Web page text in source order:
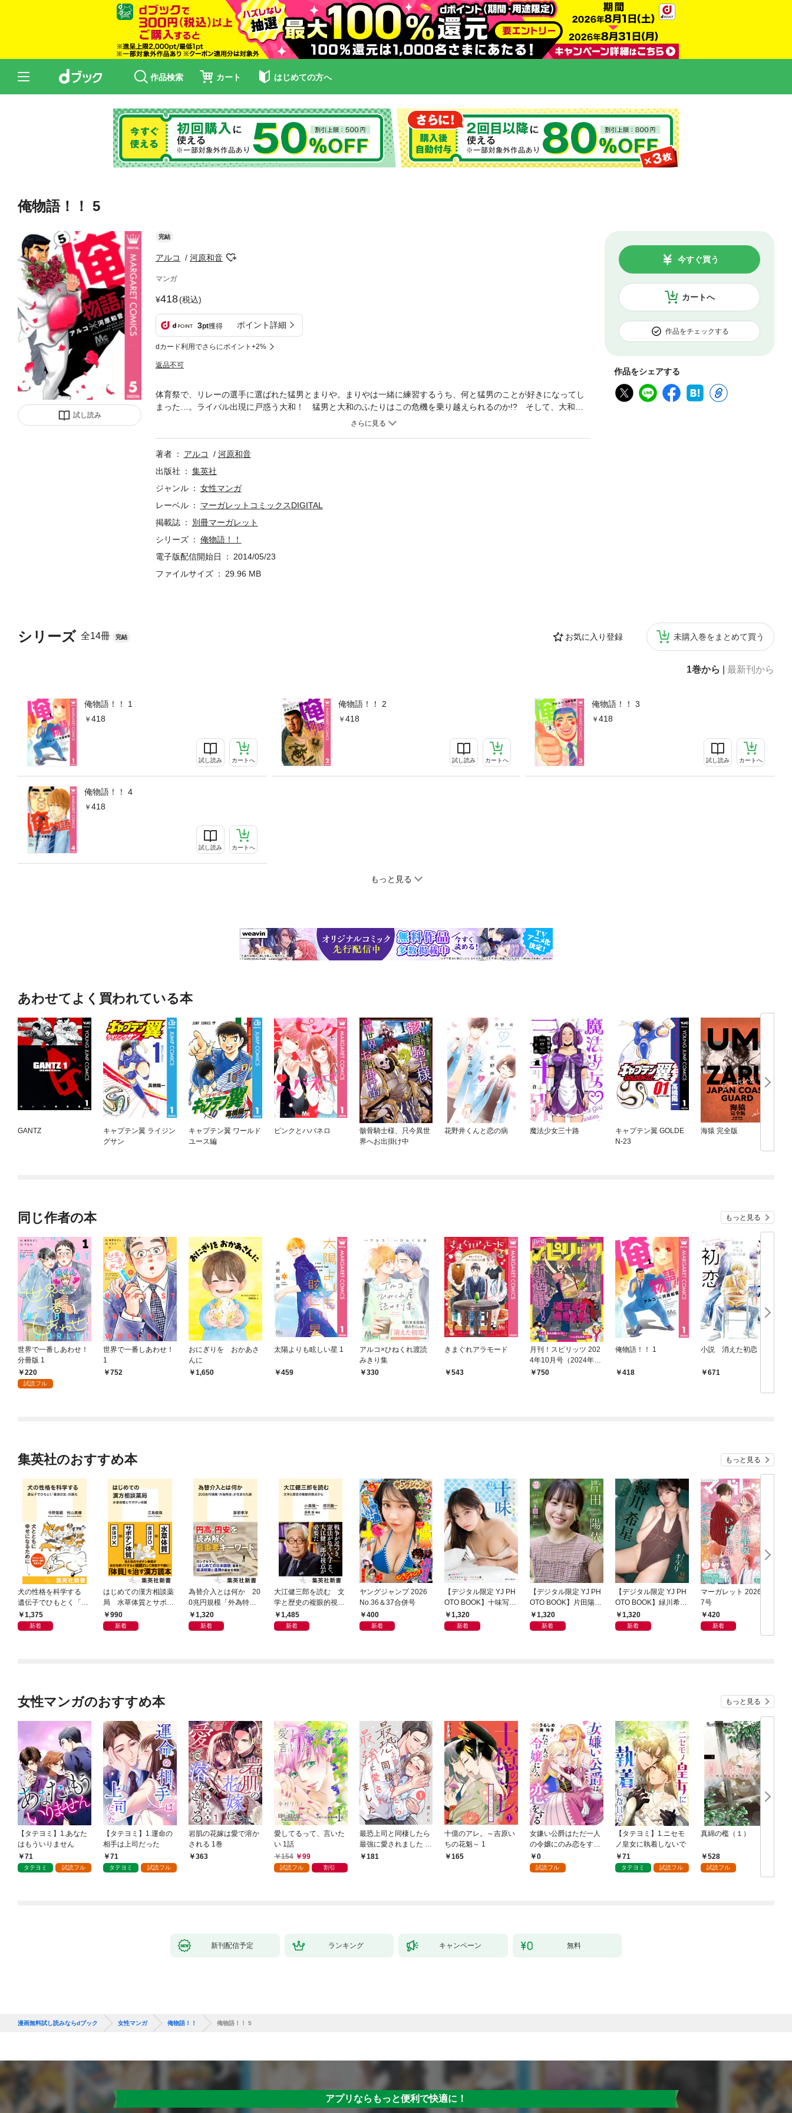
作品検索 カート はじめての方へ
俺物語！！ 5
試し読み
完結
アルコ 河原和音
マンガ
418(税込)
3pt獲得 ポイント詳細
dカード利用でさらにポイント+2%
返品不可
カートへ
今すぐ買う
作品をチェックする
作品をシェアする
シリーズ 全14冊 完結 お気に入り登録 未購入巻をまとめて買う
1巻から 最新刊から
俺物語！！ 1
418
試し読み カートへ
俺物語！！ 2
418
試し読み カートへ
俺物語！！ 3
418
試し読み カートへ
俺物語！！ 4
418
試し読み カートへ
もっと見る
体育祭で、リレーの選手に選ばれた猛男とまりや。まりやは一緒に練習するうち、何と猛男のことが好きになってし
まった…。ライバル出現に戸惑う大和！ 猛男と大和のふたりはこの危機を乗り越えられるのか!? そして、大和が
心待ちにしていた猛男のバースデイ到来！ 忘れられない誕生日にしてあげたいと思う大和は、猛男との初キスを心
著者 アルコ
河原和音
出版社
集英社
ジャンル
女性マンガ
レーベル
マーガレットコミックスDIGITAL
掲載誌
別冊マーガレット
シリーズ
俺物語！！
電子版配信開始日
2014/05/23
ファイルサイズ
29.96 MB
あわせてよく買われている本
GANTZ
キャプテン翼 ライジン
グサン
キャプテン翼 ワールド
ユース編
ピンクとハバネロ
骸骨騎士様、只今異世
界へお出掛け中
花野井くんと恋の病 魔法少女三十路
キャプテン翼 GOLDE
N-23
海猿 完全版
同じ作者の本 もっと見る
世界で一番しあわせ！
分冊版 1
220
試読フル
世界で一番しあわせ！
1
752
おにぎりを おかあさ
んに
1,650
太陽よりも眩しい星 1
459
アルコ×ひねくれ渡読
みきり集
330
きまぐれアラモード
543
月刊！スピリッツ 202
4年10月号（2024年8
月27日発売号）
750
俺物語！！ 1
418
小説 消えた初恋
671
集英社のおすすめ本 もっと見る
犬の性格を科学する
遺伝子でひもとく「最
良の友」の進化
1,375
新着
はじめての漢方相談薬
局 水草体質とサボテ
ン体質
990
新着
為替介入とは何か 20
0兆円規模「外為特
会」が生まれた謎
1,320
新着
大江健三郎を読む 文
学と歴史の複眼的視点
から1,485
新着
ヤングジャンプ 2026
No.36＆37合併号
400
新着
【デジタル限定 YJ PH
OTO BOOK】十味写真
集「続・『ぽみ』！？
どこでもトレイン・ベ
1,320
新着
【デジタル限定 YJ PH
OTO BOOK】片田陽依
写真集「羽色日和」
1,320
新着
【デジタル限定 YJ PH
OTO BOOK】緑川希星
写真集「きらら、キラ
リ」
1,320
新着
マーガレット 2026年1
7号
420
新着
女性マンガのおすすめ本 もっと見る
【タテヨミ】1.あなた
はもういりません
71
タテヨミ 試読フル
【タテヨミ】1.運命の
相手は上司だった
71
タテヨミ 試読フル
岩肌の花嫁は愛で溶か
される 1巻
363
愛してるって、言いた
い 1話
154
99
試読フル 割引
最恐上司と同棲したら
最強に愛されました 1
巻181
十億のアレ。～吉原い
ちの花魁～ 1
165
女嫌い公爵はただ一人
の令嬢にのみ恋をする
（分冊版）第１話
0
試読フル
【タテヨミ】1.ニセモ
ノ皇女に執着しないで
71
タテヨミ 試読フル
真綿の檻（１）
528
試読フル
新刊配信予定 ランキング キャンペーン 無料
漫画無料試し読みならdブック 女性マンガ 俺物語！！ 俺物語！！ 5
アプリならもっと便利で快適に！